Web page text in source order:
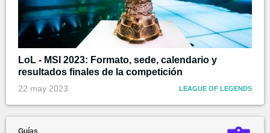
LoL - MSI 2023: Formato, sede, calendario y
resultados finales de la competición
22 may 2023 LEAGUE OF LEGENDS
Guías